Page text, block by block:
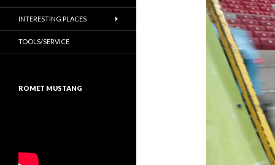
INTERESTING PLACES
TOOLS/SERVICE
ROMET MUSTANG